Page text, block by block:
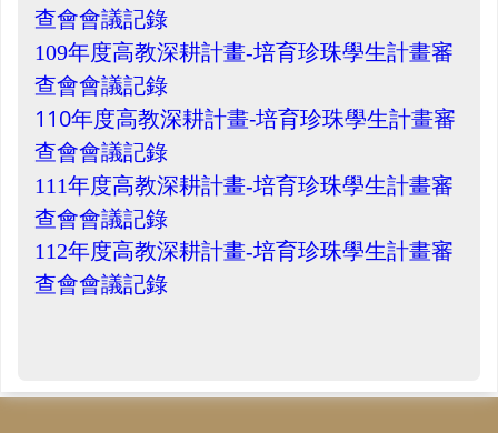
查會會議記錄
109年度高教深耕計畫-培育珍珠學生計畫審
查會會議記錄
110年度高教深耕計畫-培育珍珠學生計畫審
查會會議記錄
111年度高教深耕計畫-培育珍珠學生計畫審
查會會議記錄
112年度高教深耕計畫-培育珍珠學生計畫審
查會會議記錄